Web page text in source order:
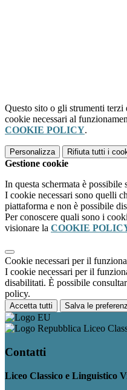
Questo sito o gli strumenti
cookie necessari al
COOKIE POLICY.
Personalizza Rifiuta tutti i
Gestione cookie
In questa schermata è
I cookie necessari sono quelli
piattaforma e non è possibile
Per conoscere quali sono i
visionare la COOKIE
Cookie necessari per il
I cookie necessari per il
disabilitati. È possibile
policy.
Accetta tutti Salva le
Liceo
Contatti
Liceo Classico e Linguistico